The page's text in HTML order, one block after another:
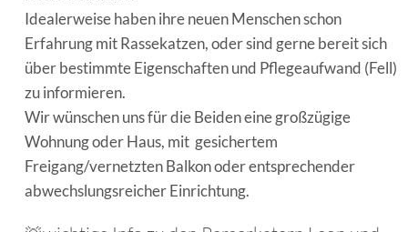
Idealerweise haben ihre neuen Menschen schon
Erfahrung mit Rassekatzen, oder sind gerne bereit sich
über bestimmte Eigenschaften und Pflegeaufwand (Fell)
zu informieren.
Wir wünschen uns für die Beiden eine großzügige
Wohnung oder Haus, mit gesichertem
Freigang/vernetzten Balkon oder entsprechender
abwechslungsreicher Einrichtung.